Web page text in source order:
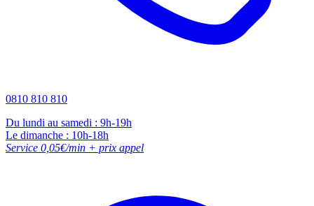
0810 810 810
Du lundi au samedi : 9h-19h
Le dimanche : 10h-18h
Service 0,05€/min + prix appel